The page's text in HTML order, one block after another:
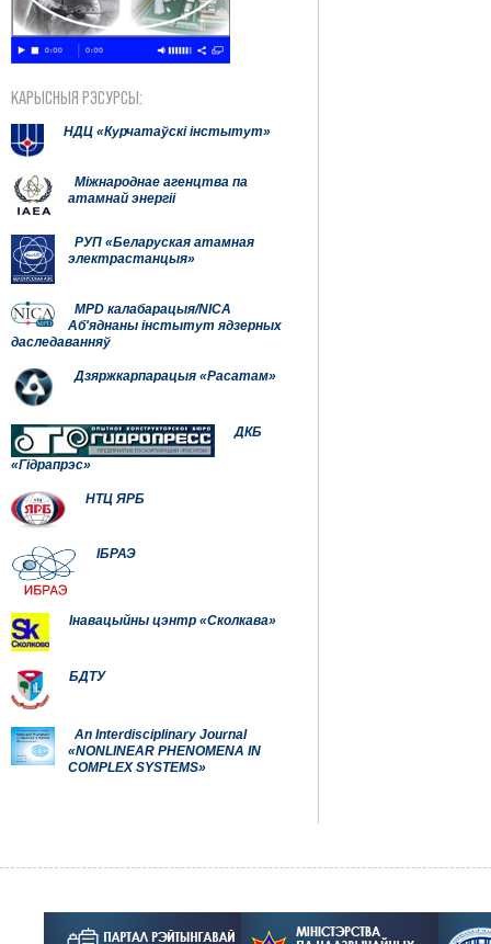
КАРЫСНЫЯ РЭСУРСЫ:
НДЦ «Курчатаўскі інстытут»
Міжнароднае агенцтва па
атамнай энергіі
РУП «Беларуская атамная
электрастанцыя»
MPD калабарацыя/NICA
Аб'яднаны інстытут ядзерных
даследаванняў
Дзяржкарпарацыя «Расатам»
ДКБ
«Гідрапрэс»
НТЦ ЯРБ
ІБРАЭ
Інавацыйны цэнтр «Сколкава»
БДТУ
An Interdisciplinary Journal
«NONLINEAR PHENOMENA IN
COMPLEX SYSTEMS»